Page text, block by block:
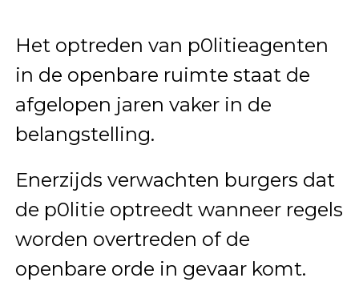
Het optreden van p0litieagenten
in de openbare ruimte staat de
afgelopen jaren vaker in de
belangstelling.
Enerzijds verwachten burgers dat
de p0litie optreedt wanneer regels
worden overtreden of de
openbare orde in gevaar komt.